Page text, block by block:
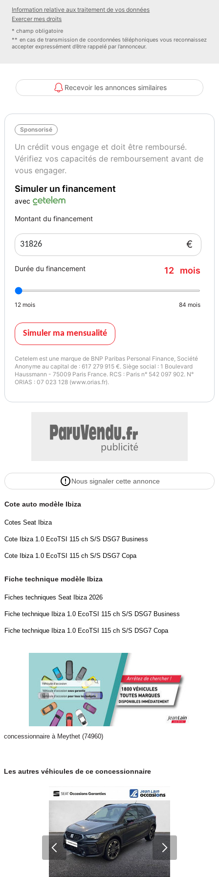
Couleur
Gris
Puissance réelle
Vignette Crit’Air
Autres informations
Information relative aux traitement de vos données
Exercer mes droits
* champ obligatoire
** en cas de transmission de coordonnées téléphoniques vous reconnaissez
accepter expressément d’être rappelé par l’annonceur.
Recevoir les annonces similaires
Sponsorisé
Un crédit vous engage et doit être remboursé.
Vérifiez vos capacités de remboursement avant de
vous engager.
Simuler un financement
avec
Montant du financement
€
Durée du financement 12 mois
12 mois 84 mois
Simuler ma mensualité
Cetelem est une marque de BNP Paribas Personal Finance, Société
Anonyme au capital de : 617 279 915 €. Siège social : 1 Boulevard
Haussmann - 75009 Paris France. RCS : Paris n° 542 097 902. N°
ORIAS : 07 023 128 (www.orias.fr).
Nous signaler cette annonce
Cote auto modèle Ibiza
Cotes Seat Ibiza
Cote Ibiza 1.0 EcoTSI 115 ch S/S DSG7 Business
Cote Ibiza 1.0 EcoTSI 115 ch S/S DSG7 Copa
Fiche technique modèle Ibiza
Fiches techniques Seat Ibiza 2026
Fiche technique Ibiza 1.0 EcoTSI 115 ch S/S DSG7 Business
Fiche technique Ibiza 1.0 EcoTSI 115 ch S/S DSG7 Copa
concessionnaire à Meythet (74960)
Les autres véhicules de ce concessionnaire